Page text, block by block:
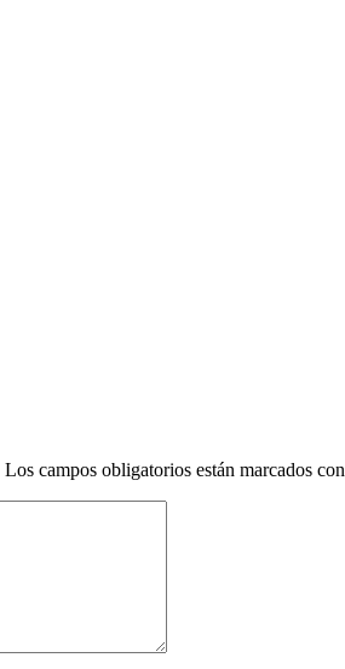
Los campos obligatorios están marcados con